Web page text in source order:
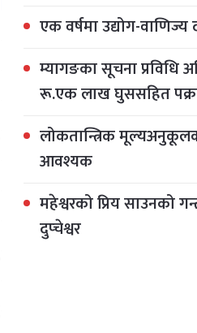
एक वर्षमा उद्योग-वाणिज्य
म्यागङका सूचना प्रविधि
रू.एक लाख घुससहित
लोकतान्त्रिक
आवश्यक
महेश्वरको प्रिय साउनको
दुप्चेश्वर